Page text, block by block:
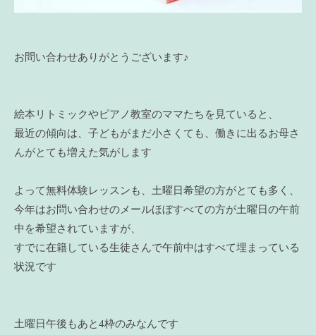
お問い合わせありがとうございます♪
絵本リトミックやピアノ教室のママたちを見ていると、
最近の傾向は、子どもがまだ小さくても、働きに出るお母さ
んがとても増えた気がします
よって無料体験レッスンも、土曜日希望の方がとても多く、
今年はお問い合わせのメールほぼすべての方が土曜日の午前
中を希望されていますが、
すでに在籍している生徒さんで午前中はすべて埋まっている
状況です
土曜日午後もあと4枠のみなんです